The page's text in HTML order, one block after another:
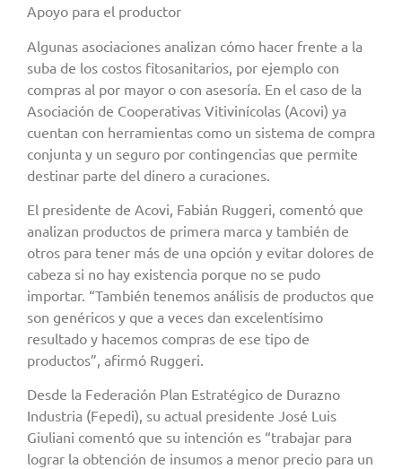
Apoyo para el productor
Algunas asociaciones analizan cómo hacer frente a la
suba de los costos fitosanitarios, por ejemplo con
compras al por mayor o con asesoría. En el caso de la
Asociación de Cooperativas Vitivinícolas (Acovi) ya
cuentan con herramientas como un sistema de compra
conjunta y un seguro por contingencias que permite
destinar parte del dinero a curaciones.
El presidente de Acovi, Fabián Ruggeri, comentó que
analizan productos de primera marca y también de
otros para tener más de una opción y evitar dolores de
cabeza si no hay existencia porque no se pudo
importar. “También tenemos análisis de productos que
son genéricos y que a veces dan excelentísimo
resultado y hacemos compras de ese tipo de
productos”, afirmó Ruggeri.
Desde la Federación Plan Estratégico de Durazno
Industria (Fepedi), su actual presidente José Luis
Giuliani comentó que su intención es “trabajar para
lograr la obtención de insumos a menor precio para un